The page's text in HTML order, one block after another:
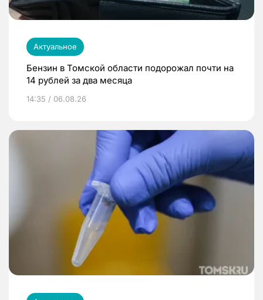
Актуальное
Бензин в Томской области подорожал почти на
14 рублей за два месяца
14:35 / 06.08.26